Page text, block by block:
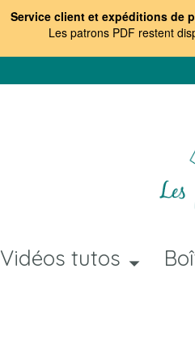
Service client et expéditions de
Les patrons PDF restent
Vidéos tutos